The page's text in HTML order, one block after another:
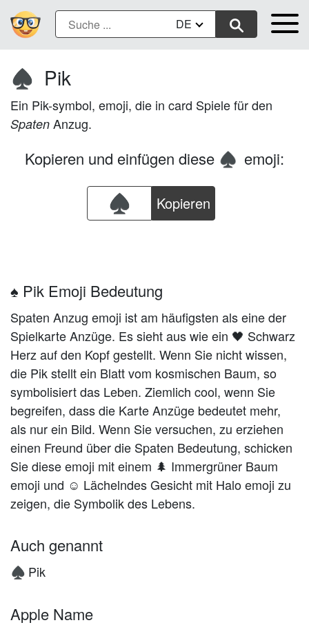
DE
♠️ Pik
Ein Pik-symbol, emoji, die in card Spiele für den
Spaten Anzug.
Kopieren und einfügen diese ♠️ emoji:
Kopieren
♠️ Pik Emoji Bedeutung
Spaten Anzug emoji ist am häufigsten als eine der
Spielkarte Anzüge. Es sieht aus wie ein 🖤 Schwarz
Herz auf den Kopf gestellt. Wenn Sie nicht wissen,
die Pik stellt ein Blatt vom kosmischen Baum, so
symbolisiert das Leben. Ziemlich cool, wenn Sie
begreifen, dass die Karte Anzüge bedeutet mehr,
als nur ein Bild. Wenn Sie versuchen, zu erziehen
einen Freund über die Spaten Bedeutung, schicken
Sie diese emoji mit einem 🌲 Immergrüner Baum
emoji und ☺️ Lächelndes Gesicht mit Halo emoji zu
zeigen, die Symbolik des Lebens.
Auch genannt
♠️ Pik
Apple Name